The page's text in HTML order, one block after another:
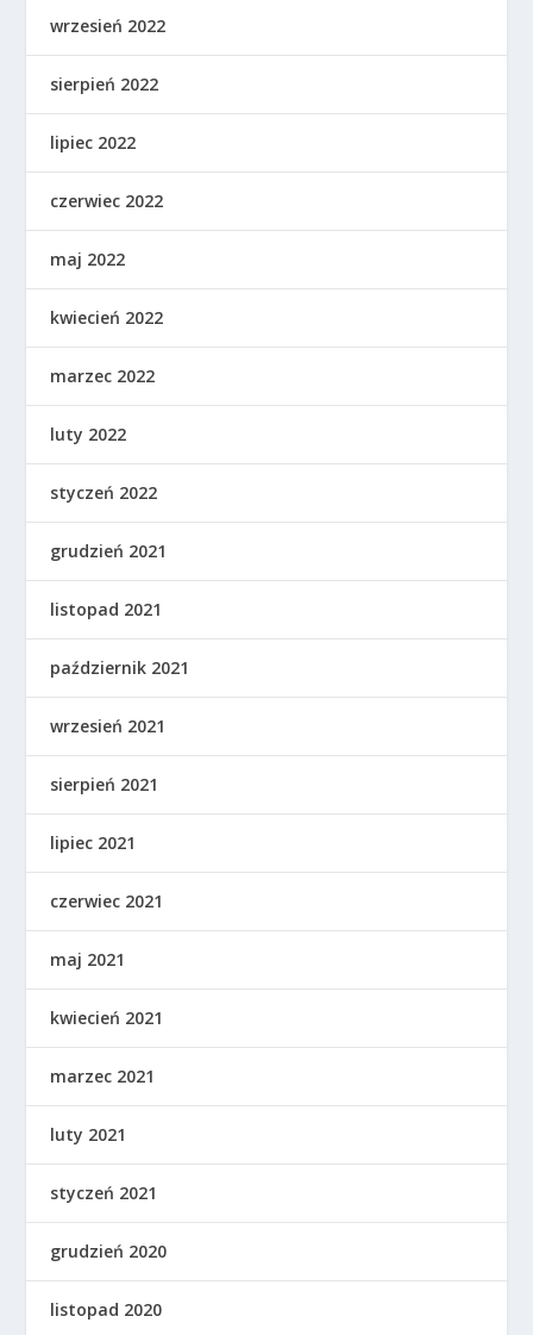
wrzesień 2022
sierpień 2022
lipiec 2022
czerwiec 2022
maj 2022
kwiecień 2022
marzec 2022
luty 2022
styczeń 2022
grudzień 2021
listopad 2021
październik 2021
wrzesień 2021
sierpień 2021
lipiec 2021
czerwiec 2021
maj 2021
kwiecień 2021
marzec 2021
luty 2021
styczeń 2021
grudzień 2020
listopad 2020